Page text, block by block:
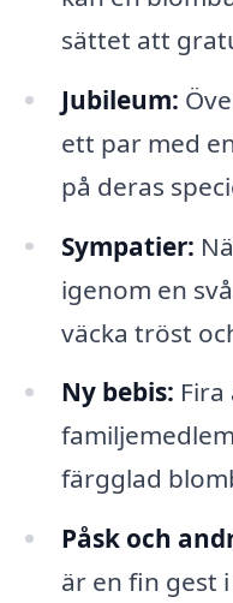
sättet att
Jubileum:
ett par med
på deras
Sympatier:
igenom en
väcka tröst
Ny bebis:
färgglad
Påsk och
är en fin gest